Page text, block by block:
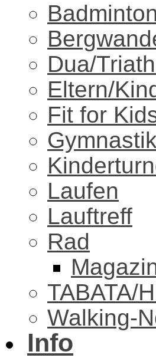
Dua/
Eltern/
Fit for
Laufen
Lauftreff
Rad
TABATA/
Walking-
Info